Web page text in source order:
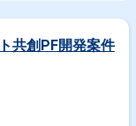
共創PF開発案件